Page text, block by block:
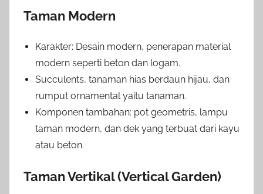
Taman Modern
Karakter: Desain modern, penerapan material
modern seperti beton dan logam.
Succulents, tanaman hias berdaun hijau, dan
rumput ornamental yaitu tanaman.
Komponen tambahan: pot geometris, lampu
taman modern, dan dek yang terbuat dari kayu
atau beton.
Taman Vertikal (Vertical Garden)